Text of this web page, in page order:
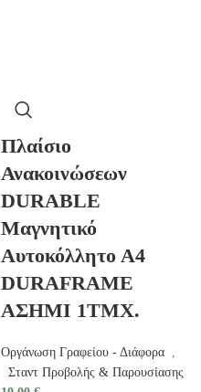
Πλαίσιο
Ανακοινώσεων
DURABLE
Μαγνητικό
Αυτοκόλλητο Α4
DURAFRAME
ΑΣΗΜΙ 1ΤΜΧ.
Οργάνωση Γραφείου - Διάφορα ,
Σταντ Προβολής & Παρουσίασης